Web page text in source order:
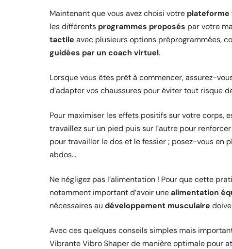
Maintenant que vous avez choisi votre plateforme
les différents programmes proposés par votre
tactile avec plusieurs options préprogrammées,
guidées par un coach virtuel.
Lorsque vous êtes prêt à commencer, assurez-
d’adapter vos chaussures pour éviter tout risque
Pour maximiser les effets positifs sur votre corps,
travaillez sur un pied puis sur l’autre pour
pour travailler le dos et le fessier ; posez-vous en
abdos…
Ne négligez pas l’alimentation ! Pour que cette
notamment important d’avoir unealimentation
nécessaires au développement musculaire
Avec ces quelques conseils simples mais
Vibrante Vibro Shaper de manière optimale pour